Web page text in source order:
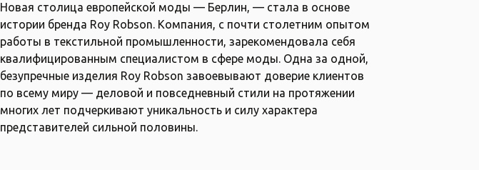
Careers
Locations
Contact
Новая столица европейской моды — Берлин, — стала в основе
истории бренда Roy Robson. Компания, с почти столетним опытом
работы в текстильной промышленности, зарекомендовала себя
квалифицированным специалистом в сфере моды. Одна за одной,
безупречные изделия Roy Robson завоевывают доверие клиентов
по всему миру — деловой и повседневный стили на протяжении
многих лет подчеркивают уникальность и силу характера
представителей сильной половины.